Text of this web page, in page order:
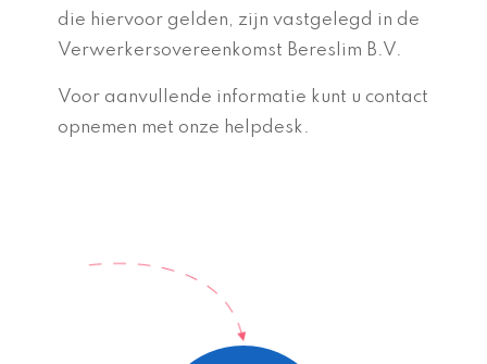
die hiervoor gelden, zijn vastgelegd in de
Verwerkersovereenkomst Bereslim B.V.
Voor aanvullende informatie kunt u contact
opnemen met onze helpdesk.